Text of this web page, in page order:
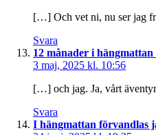
[…] Och vet ni, nu ser jag
Svara
12 månader i
3 maj, 2025 kl. 10:56
[…] och jag. Ja, vårt
Svara
I hängmattan förvandlas